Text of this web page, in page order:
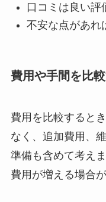
口コミは良い評
不安な点があれ
費用や手間を比
費用を比較すると
なく、追加費用、
準備も含めて考え
費用が増える場合